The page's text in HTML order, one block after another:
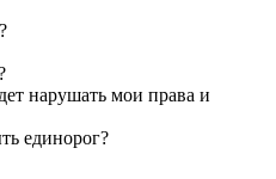
нарушать мои права и
единорог?